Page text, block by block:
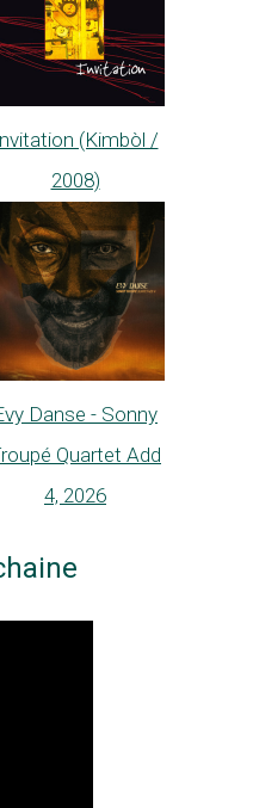
(Kimbòl /
2008)
Danse - Sonny
Quartet Add
4, 2026